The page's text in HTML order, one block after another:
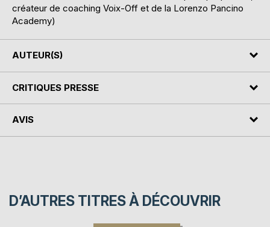
créateur de coaching Voix-Off et de la Lorenzo Pancino
Academy)
AUTEUR(S)
CRITIQUES PRESSE
AVIS
D’AUTRES TITRES À DÉCOUVRIR